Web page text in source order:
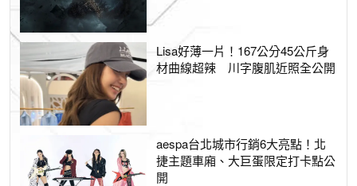
Lisa好薄一片！167公分45公斤身
材曲線超辣 川字腹肌近照全公開
aespa台北城市行銷6大亮點！北
捷主題車廂、大巨蛋限定打卡點公
開